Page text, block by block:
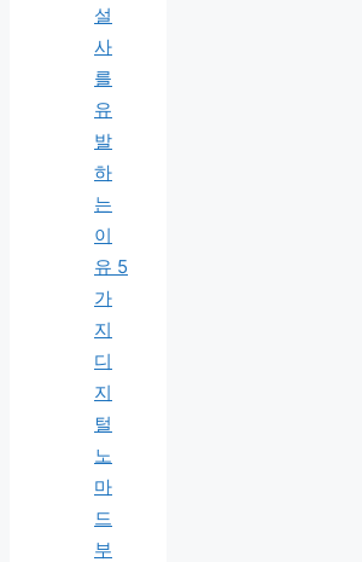
설
사
를
유
발
하
는
이
유 5
가
지
디
지
털
노
마
드
부